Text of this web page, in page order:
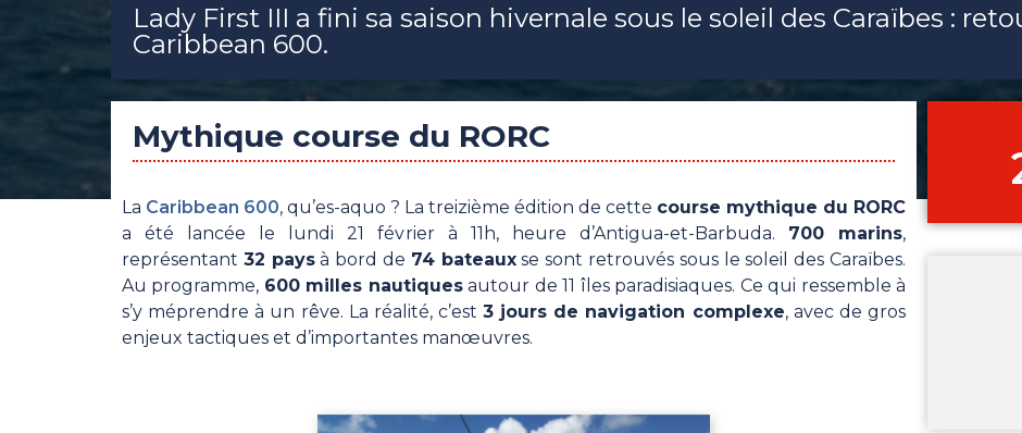
Lady First III a fini sa saison hivernale sous le soleil des Caraïbes :
Caribbean 600.
Mythique course du RORC
La Caribbean 600, qu’es-aquo ? La treizième édition de cette course mythique du RORC
a été lancée le lundi 21 février à 11h, heure d’Antigua-et-Barbuda. 700 marins,
représentant 32 paysà bord de 74 bateauxse sont retrouvés sous le soleil des Caraïbes.
Au programme, 600 milles nautiquesautour de 11 îles paradisiaques. Ce qui ressemble à
s’y méprendre à un rêve. La réalité, c’est3 jours de navigation complexe, avec de gros
enjeux tactiques et d’importantes manœuvres.